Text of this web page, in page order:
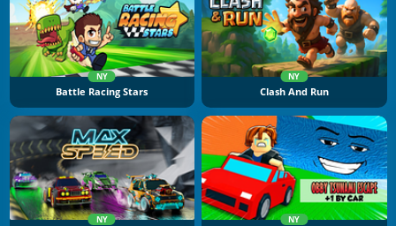
NY
Battle Racing Stars
NY
Clash And Run
NY NY